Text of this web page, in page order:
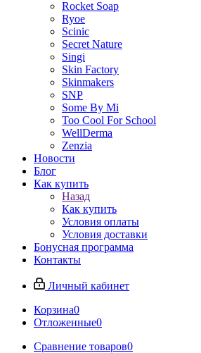
Rocket Soap
Ryoe
Scinic
Secret Nature
Singi
Skin Factory
Skinmakers
SNP
Some By Mi
Too Cool For School
WellDerma
Zenzia
Новости
Блог
Как купить
Назад
Как купить
Условия оплаты
Условия доставки
Бонусная программа
Контакты
Личный кабинет
Корзина0
Отложенные0
Сравнение товаров0